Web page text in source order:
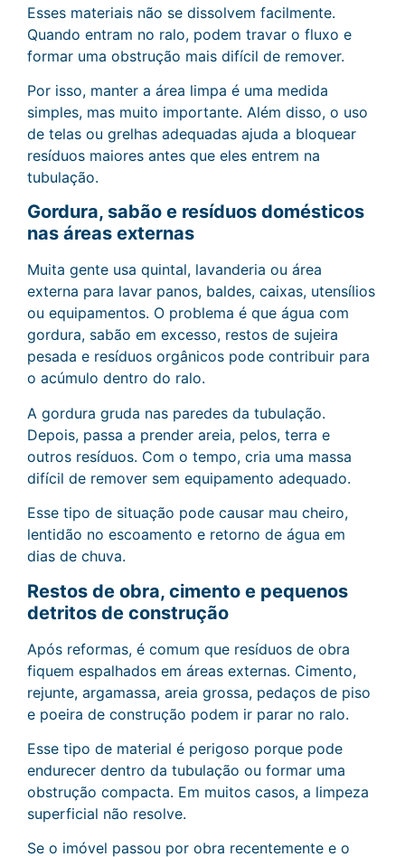
Esses materiais não se dissolvem facilmente.
Quando entram no ralo, podem travar o fluxo e
formar uma obstrução mais difícil de remover.
Por isso, manter a área limpa é uma medida
simples, mas muito importante. Além disso, o uso
de telas ou grelhas adequadas ajuda a bloquear
resíduos maiores antes que eles entrem na
tubulação.
Gordura, sabão e resíduos domésticos
nas áreas externas
Muita gente usa quintal, lavanderia ou área
externa para lavar panos, baldes, caixas, utensílios
ou equipamentos. O problema é que água com
gordura, sabão em excesso, restos de sujeira
pesada e resíduos orgânicos pode contribuir para
o acúmulo dentro do ralo.
A gordura gruda nas paredes da tubulação.
Depois, passa a prender areia, pelos, terra e
outros resíduos. Com o tempo, cria uma massa
difícil de remover sem equipamento adequado.
Esse tipo de situação pode causar mau cheiro,
lentidão no escoamento e retorno de água em
dias de chuva.
Restos de obra, cimento e pequenos
detritos de construção
Após reformas, é comum que resíduos de obra
fiquem espalhados em áreas externas. Cimento,
rejunte, argamassa, areia grossa, pedaços de piso
e poeira de construção podem ir parar no ralo.
Esse tipo de material é perigoso porque pode
endurecer dentro da tubulação ou formar uma
obstrução compacta. Em muitos casos, a limpeza
superficial não resolve.
Se o imóvel passou por obra recentemente e o